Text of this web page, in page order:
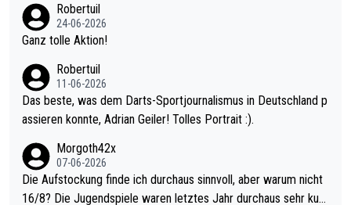
mal 40+ erst recht. Da gewinnst keinen Blumentopf - ist ja noc
h krasser wie ein Pokalspiel eines Kreisligisten vs einem Bund
Robertuil
24-06-2026
Ganz tolle Aktion!
Robertuil
11-06-2026
Das beste, was dem Darts-Sportjournalismus in Deutschland p
assieren konnte, Adrian Geiler! Tolles Portrait :).
Morgoth42x
07-06-2026
Die Aufstockung finde ich durchaus sinnvoll, aber warum nicht
16/8? Die Jugendspiele waren letztes Jahr durchaus sehr kurz